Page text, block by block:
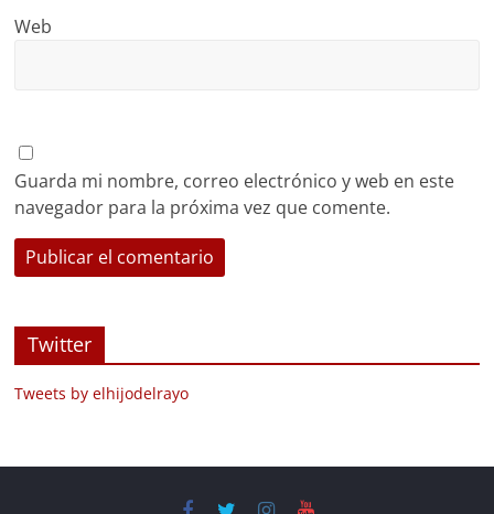
Web
Guarda mi nombre, correo electrónico y web en este
navegador para la próxima vez que comente.
Twitter
Tweets by elhijodelrayo